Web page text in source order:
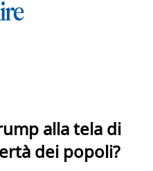
alla tela di
dei popoli?